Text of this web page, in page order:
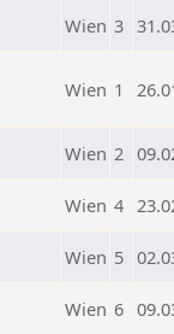
Wien 3
Wien 1
Wien 2
Wien 4
Wien 5
Wien 6